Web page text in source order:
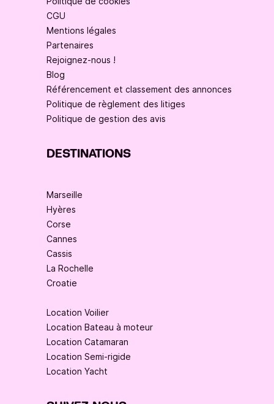
CGU
Mentions légales
Partenaires
Rejoignez-nous !
Blog
Référencement et classement des annonces
Politique de règlement des litiges
Politique de gestion des avis
DESTINATIONS
Marseille
Hyères
Corse
Cannes
Cassis
La Rochelle
Croatie
Location Voilier
Location Bateau à moteur
Location Catamaran
Location Semi-rigide
Location Yacht